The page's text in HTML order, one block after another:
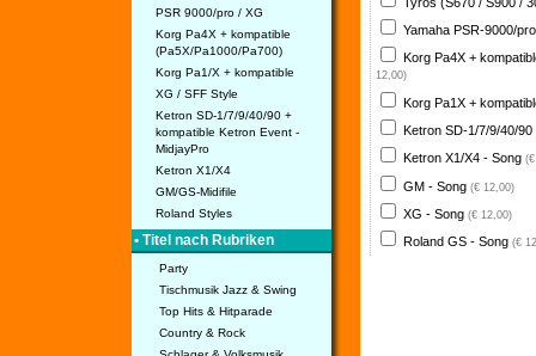
PSR 9000/pro / XG
Korg Pa4X + kompatible
(Pa5X/Pa1000/Pa700)
Korg Pa1/X + kompatible
XG / SFF Style
Ketron SD-1/7/9/40/90 +
kompatible Ketron Event -
MidjayPro
Ketron X1/X4
GM/GS-Midifile
Roland Styles
• Titel nach Rubriken
Party
Tischmusik Jazz & Swing
Top Hits & Hitparade
Country & Rock
Yamaha PSR-9000/
Korg Pa4X +
12,00)
Korg Pa1X +
Ketron SD-1/7/9/40/
Ketron X1/X4 - Song
GM - Song (€ 12,00)
XG - Song (€ 12,00)
Roland GS - Song (€